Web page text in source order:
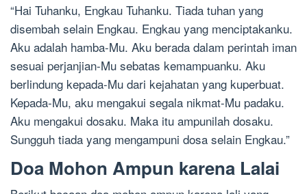
“Hai Tuhanku, Engkau Tuhanku. Tiada tuhan yang
disembah selain Engkau. Engkau yang menciptakanku.
Aku adalah hamba-Mu. Aku berada dalam perintah iman
sesuai perjanjian-Mu sebatas kemampuanku. Aku
berlindung kepada-Mu dari kejahatan yang kuperbuat.
Kepada-Mu, aku mengakui segala nikmat-Mu padaku.
Aku mengakui dosaku. Maka itu ampunilah dosaku.
Sungguh tiada yang mengampuni dosa selain Engkau.”
Doa Mohon Ampun karena Lalai